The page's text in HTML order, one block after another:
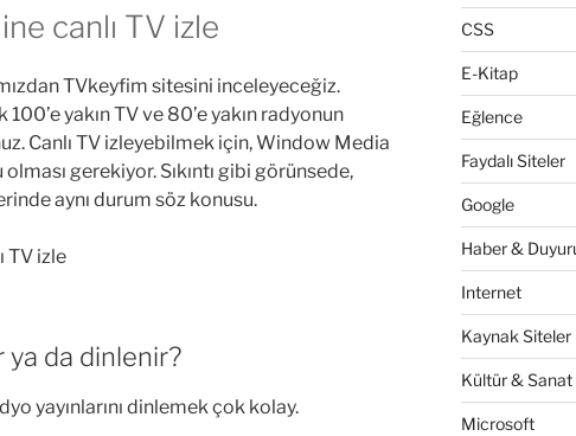
canlı TV izle
TVkeyfim sitesini inceleyeceğiz.
yakın TV ve 80’e yakın radyonun
Canlı TV izleyebilmek için, Window Media
gerekiyor. Sıkıntı gibi görünsede,
aynı durum söz konusu.
ya da dinlenir?
yayınlarını dinlemek çok kolay.
CSS
E-Kitap
Eğlence
Faydalı Siteler
Google
Haber &
Internet
Kaynak Siteler
Kültür & Sanat
Microsoft